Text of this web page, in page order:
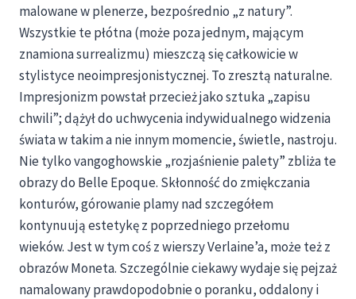
malowane w plenerze, bezpośrednio „z natury”.
Wszystkie te płótna (może poza jednym, mającym
znamiona surrealizmu) mieszczą się całkowicie w
stylistyce neoimpresjonistycznej. To zresztą naturalne.
Impresjonizm powstał przecież jako sztuka „zapisu
chwili”; dążył do uchwycenia indywidualnego widzenia
świata w takim a nie innym momencie, świetle, nastroju.
Nie tylko vangoghowskie „rozjaśnienie palety” zbliża te
obrazy do Belle Epoque. Skłonność do zmiękczania
konturów, górowanie plamy nad szczegółem
kontynuują estetykę z poprzedniego przełomu
wieków. Jest w tym coś z wierszy Verlaine’a, może też z
obrazów Moneta. Szczególnie ciekawy wydaje się pejzaż
namalowany prawdopodobnie o poranku, oddalony i